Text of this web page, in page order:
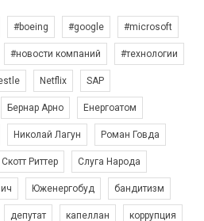
#boeing #google #microsoft
#новости компаний #технологии
Netflix SAP
Бернар Арно Енергоатом
Николай Лагун Роман Говда
Скотт Риттер Слуга Народа
Юженергобуд бандитизм
депутат капеллан коррупция